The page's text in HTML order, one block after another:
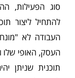
סוג הפעילות,
להתחיל ליצור
העבודה לא
העסק, האופי שלו
תוכנית שניתן